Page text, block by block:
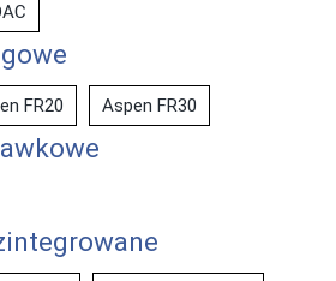
FR20 Aspen FR30